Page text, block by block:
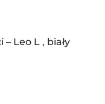
Leo L , biały